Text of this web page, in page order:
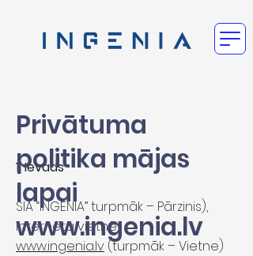
1. Ievads
SIA “INGENIA” turpmāk – Pārzinis),
interneta vietnē
www.ingenia.lv (turpmāk – Vietne)
Privātuma
politika mājas
lapai
www.ingenia.lv